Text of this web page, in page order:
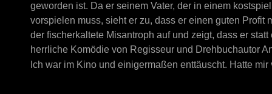
geworden ist. Da er seinem Vater, der in einem
vorspielen muss, sieht er zu, dass er einen guten Profit
der fischerkaltete Misantroph auf und zeigt, dass er
herrliche Komödie von Regisseur und Drehbuchautor
Ich war im Kino und einigermaßen enttäuscht. Hatte